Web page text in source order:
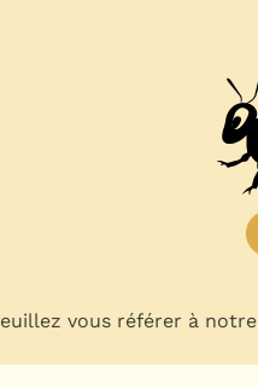
vous référer à notre